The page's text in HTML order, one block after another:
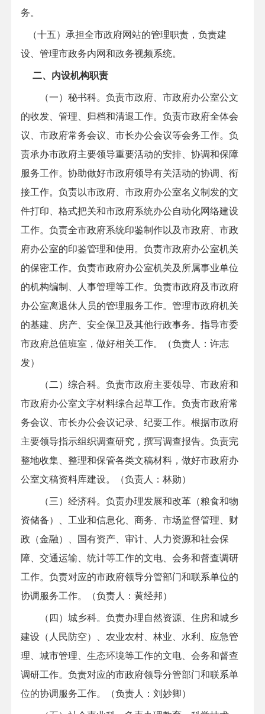
务。
（十五）承担全市政府网站的管理职责，负责建
设、管理市政务内网和政务视频系统。
二、内设机构职责
（一）秘书科。负责市政府、市政府办公室公文
的收发、管理、归档和清退工作。负责市政府全体会
议、市政府常务会议、市长办公会议等会务工作。负
责承办市政府主要领导重要活动的安排、协调和保障
服务工作。协助做好市政府领导有关活动的协调、衔
接工作。负责以市政府、市政府办公室名义制发的文
件打印、格式把关和市政府系统办公自动化网络建设
工作。负责全市政府系统印鉴制作以及市政府、市政
府办公室的印鉴管理和使用。负责市政府办公室机关
的保密工作。负责市政府办公室机关及所属事业单位
的机构编制、人事管理等工作。负责市政府及市政府
办公室离退休人员的管理服务工作。管理市政府机关
的基建、房产、安全保卫及其他行政事务。指导市委
市政府总值班室，做好相关工作。（负责人：许志
发）
（二）综合科。负责市政府主要领导、市政府和
市政府办公室文字材料综合起草工作。负责市政府常
务会议、市长办公会议记录、纪要工作。根据市政府
主要领导指示组织调查研究，撰写调查报告。负责完
整地收集、整理和保管各类文稿材料，做好市政府办
公室文稿资料库建设。（负责人：林勋）
（三）经济科。负责办理发展和改革（粮食和物
资储备）、工业和信息化、商务、市场监督管理、财
政（金融）、国有资产、审计、人力资源和社会保
障、交通运输、统计等工作的文电、会务和督查调研
工作。负责对应的市政府领导分管部门和联系单位的
协调服务工作。（负责人：黄经邦）
（四）城乡科。负责办理自然资源、住房和城乡
建设（人民防空）、农业农村、林业、水利、应急管
理、城市管理、生态环境等工作的文电、会务和督查
调研工作。负责对应的市政府领导分管部门和联系单
位的协调服务工作。（负责人：刘妙卿）